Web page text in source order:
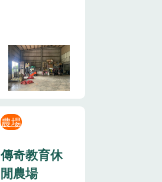
農場
傳奇教育休
閒農場